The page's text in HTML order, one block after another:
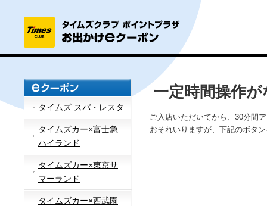
タイムズ スパ・レスタ
タイムズカー×富士急
ハイランド
タイムズカー×東京サ
マーランド
タイムズカー×西武園
一定時間操作
ご入店いただいてから、30分間
おそれいりますが、下記のボタ